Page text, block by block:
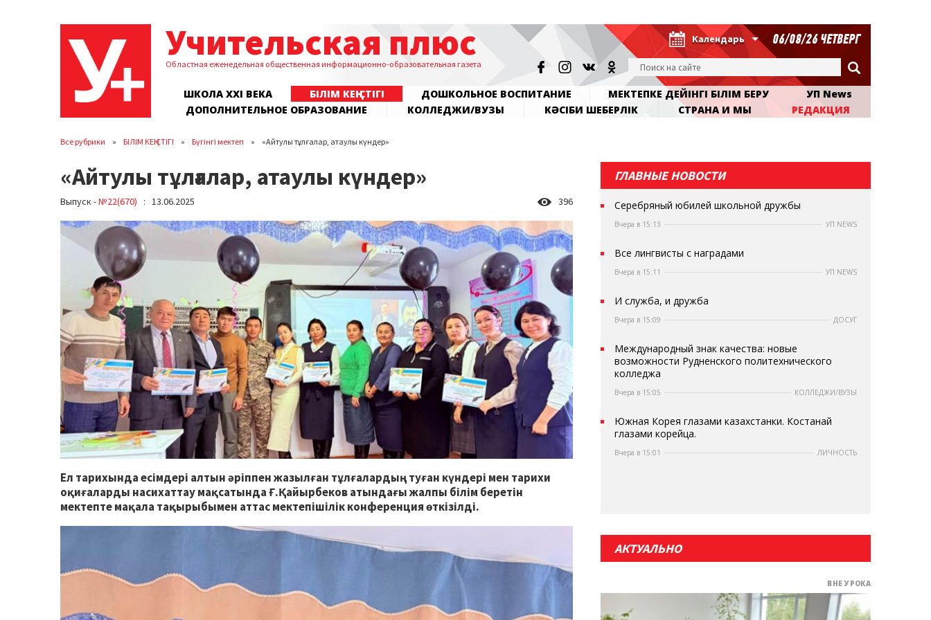
Учительская плюс
Областная еженедельная общественная информационно-образовательная газета
Календарь 06/08/26 ЧЕТВЕРГ
ШКОЛА XXI ВЕКА БІЛІМ КЕҢІСТІГІ ДОШКОЛЬНОЕ ВОСПИТАНИЕ МЕКТЕПКЕ ДЕЙІНГІ БІЛІМ БЕРУ
УП News
ДОПОЛНИТЕЛЬНОЕ ОБРАЗОВАНИЕ
КОЛЛЕДЖИ/ВУЗЫ КӘСІБИ ШЕБЕРЛІК СТРАНА И МЫ РЕДАКЦИЯ
Все рубрики БІЛІМ КЕҢІСТІГІ Бүгінгі мектеп «Айтулы тұлғалар, атаулы күндер»
«Айтулы тұлғалар, атаулы күндер»
Выпуск -№22(670) : 13.06.2025 396
Ел тарихында есімдері алтын әріппен жазылған тұлғалардың туған күндері мен тарихи
оқиғаларды насихаттау мақсатында Ғ.Қайырбеков атындағы жалпы білім беретін
мектепте мақала тақырыбымен аттас мектепішілік конференция өткізілді.
ГЛАВНЫЕ НОВОСТИ
Серебряный юбилей школьной дружбы
Вчера в 15:13 УП NEWS
Все лингвисты с наградами
Вчера в 15:11 УП NEWS
И служба, и дружба
Вчера в 15:09 ДОСУГ
Международный знак качества: новые
возможности Рудненского политехнического
колледжа
Вчера в 15:05 КОЛЛЕДЖИ/ВУЗЫ
Южная Корея глазами казахстанки. Костанай
глазами корейца.
Вчера в 15:01 ЛИЧНОСТЬ
АКТУАЛЬНО
ВНЕ УРОКА